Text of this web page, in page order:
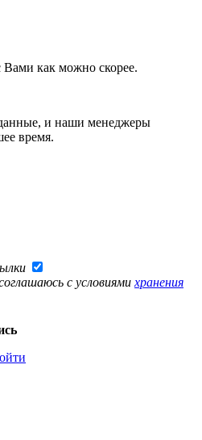
Вами как можно скорее.
и наши менеджеры
время.
с условиями хранения